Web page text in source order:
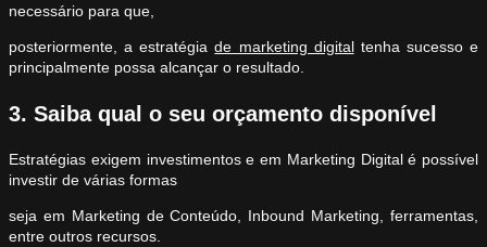
necessário para que,
posteriormente, a estratégiade marketing digitaltenha sucesso e
principalmente possa alcançar o resultado.
3. Saiba qual o seu orçamento disponível
Estratégias exigem investimentos e em Marketing Digital é possível
investir de várias formas
seja em Marketing de Conteúdo, Inbound Marketing, ferramentas,
entre outros recursos.